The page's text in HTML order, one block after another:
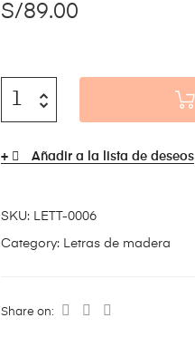
S/89.00
Añadir a la lista de deseos
SKU: LETT-0006
Category: Letras de madera
Share on: